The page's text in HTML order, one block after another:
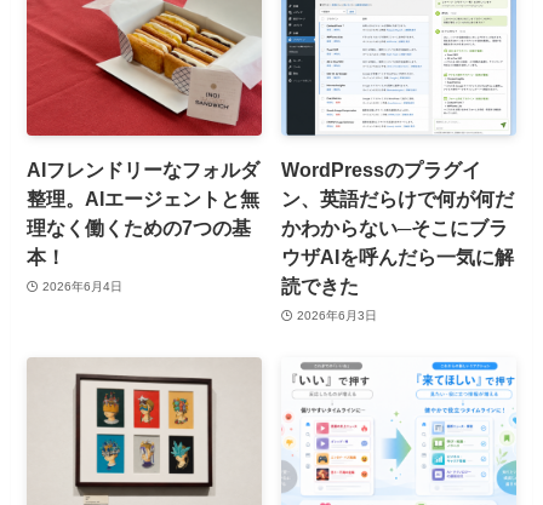
AIフレンドリーなフォルダ
整理。AIエージェントと無
理なく働くための7つの基
本！
2026年6月4日
WordPressのプラグイ
ン、英語だらけで何が何だ
かわからない─そこにブラ
ウザAIを呼んだら一気に解
読できた
2026年6月3日